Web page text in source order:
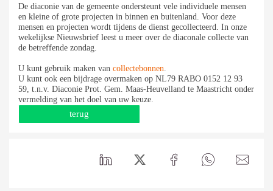
De diaconie van de gemeente ondersteunt vele individuele mensen
en kleine of grote projecten in binnen en buitenland. Voor deze
mensen en projecten wordt tijdens de dienst gecollecteerd. In onze
wekelijkse Nieuwsbrief leest u meer over de diaconale collecte van
de betreffende zondag.
U kunt gebruik maken van collectebonnen.
U kunt ook een bijdrage overmaken op NL79 RABO 0152 12 93
59, t.n.v. Diaconie Prot. Gem. Maas-Heuvelland te Maastricht onder
vermelding van het doel van uw keuze.
terug